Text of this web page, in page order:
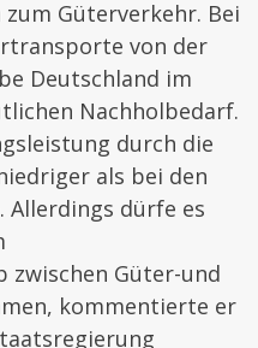
Güterverkehr. Bei
von der
Deutschland im
Nachholbedarf.
durch die
als bei den
Allerdings dürfe es
zwischen Güter-und
kommentierte er